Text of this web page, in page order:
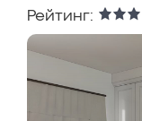
Рейтинг: